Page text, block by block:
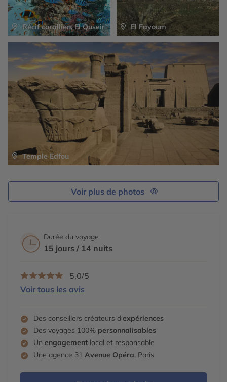
des couleurs vives et jolies, ce qui les rend joyeuses et
attrayantes.
Temple Edfou
Récif corallien, El Quseir El Fayoum
Voir plus de photos
Durée du voyage
15 jours / 14 nuits
5,0/5
Voir tous les avis
Des conseillers créateurs d'expériences
Des voyages 100% personnalisables
Un engagement local et responsable
Une agence 31 Avenue Opéra, Paris